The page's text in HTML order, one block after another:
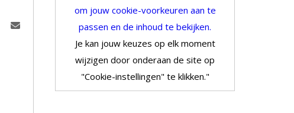
om jouw cookie-voorkeuren aan te
passen en de inhoud te bekijken.
Je kan jouw keuzes op elk moment
wijzigen door onderaan de site op
"Cookie-instellingen" te klikken."